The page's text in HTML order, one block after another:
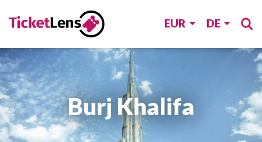
EUR DE
Burj Khalifa